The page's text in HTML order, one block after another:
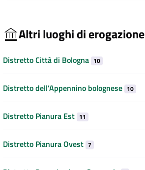
Altri luoghi di erogazione
Distretto Città di Bologna 10
Distretto dell’Appennino bolognese 10
Distretto Pianura Est 11
Distretto Pianura Ovest 7